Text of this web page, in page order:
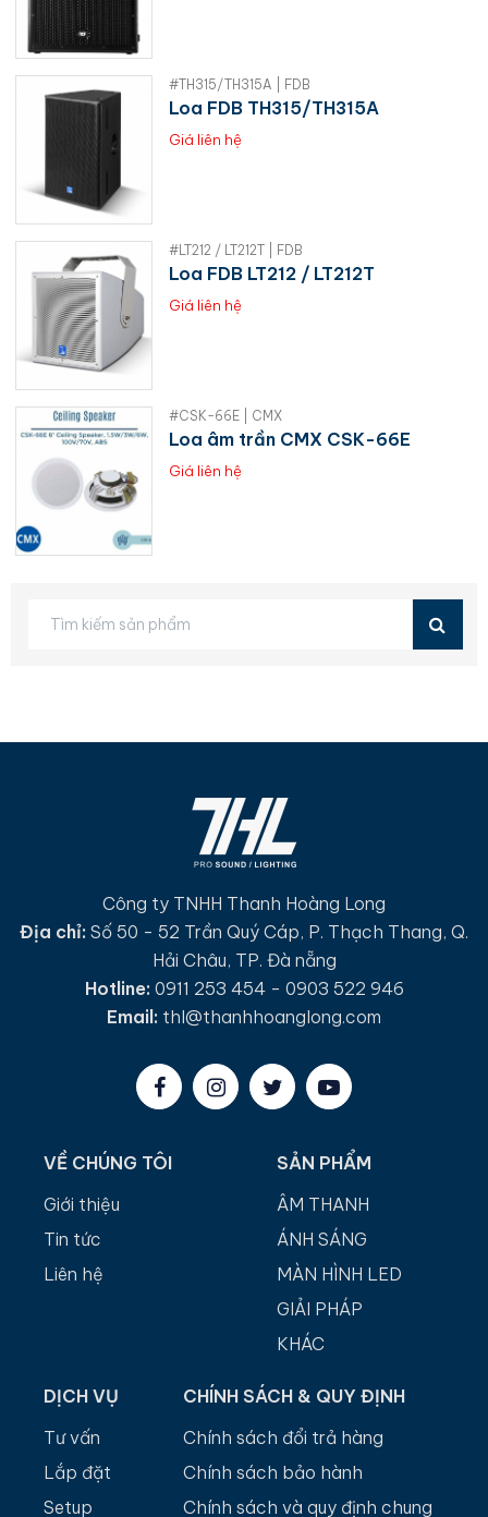
#TH315/TH315A | FDB
Loa FDB TH315/TH315A
Giá liên hệ
#LT212 / LT212T | FDB
Loa FDB LT212 / LT212T
Giá liên hệ
#CSK-66E | CMX
Loa âm trần CMX CSK-66E
Giá liên hệ
Công ty TNHH Thanh Hoàng Long
Địa chỉ: Số 50 - 52 Trần Quý Cáp, P. Thạch Thang, Q.
Hải Châu, TP. Đà nẵng
Hotline: 0911 253 454 - 0903 522 946
Email: thl@thanhhoanglong.com
VỀ CHÚNG TÔI
Giới thiệu
Tin tức
Liên hệ
SẢN PHẨM
ÂM THANH
ÁNH SÁNG
MÀN HÌNH LED
GIẢI PHÁP
KHÁC
DỊCH VỤ
Tư vấn
Lắp đặt
Setup
CHÍNH SÁCH & QUY ĐỊNH
Chính sách đổi trả hàng
Chính sách bảo hành
Chính sách và quy định chung